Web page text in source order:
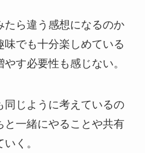
たら違う感想になるのか
味でも十分楽しめている
す必要性も感じない。
同じように考えているの
と一緒にやることや共有
く。